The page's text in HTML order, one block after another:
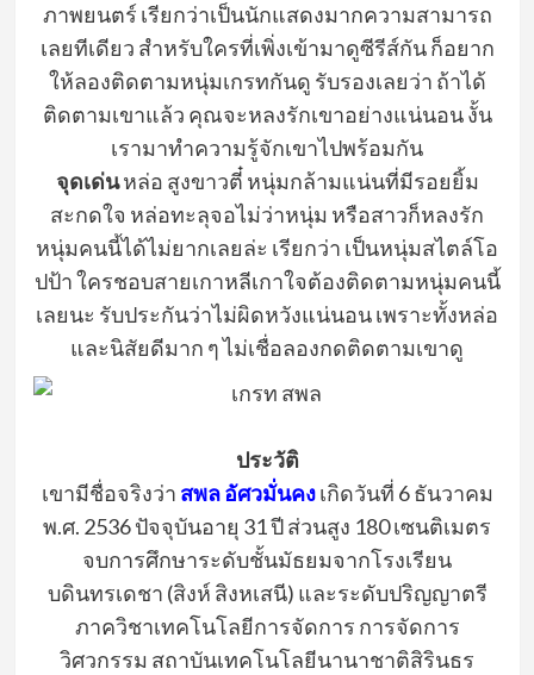
ภาพยนตร์ เรียกว่าเป็นนักแสดงมากความสามารถ
เลยทีเดียว สำหรับใครที่เพิ่งเข้ามาดูซีรีส์กัน ก็อยาก
ให้ลองติดตามหนุ่มเกรทกันดู รับรองเลยว่า ถ้าได้
ติดตามเขาแล้ว คุณจะหลงรักเขาอย่างแน่นอน งั้น
เรามาทำความรู้จักเขาไปพร้อมกัน
จุดเด่นหล่อ สูงขาวตี๋ หนุ่มกล้ามแน่นที่มีรอยยิ้ม
สะกดใจ หล่อทะลุจอไม่ว่าหนุ่ม หรือสาวก็หลงรัก
หนุ่มคนนี้ได้ไม่ยากเลยล่ะ เรียกว่า เป็นหนุ่มสไตล์โอ
ปป้า ใครชอบสายเกาหลีเกาใจต้องติดตามหนุ่มคนนี้
เลยนะ รับประกันว่าไม่ผิดหวังแน่นอน เพราะทั้งหล่อ
และนิสัยดีมาก ๆ ไม่เชื่อลองกดติดตามเขาดู
ประวัติ
เขามีชื่อจริงว่า สพล อัศวมั่นคงเกิดวันที่ 6 ธันวาคม
พ.ศ. 2536 ปัจจุบันอายุ 31 ปี ส่วนสูง 180 เซนติเมตร
จบการศึกษาระดับชั้นมัธยมจากโรงเรียน
บดินทรเดชา (สิงห์ สิงหเสนี) และระดับปริญญาตรี
ภาควิชาเทคโนโลยีการจัดการ การจัดการ
วิศวกรรม สถาบันเทคโนโลยีนานาชาติสิรินธร